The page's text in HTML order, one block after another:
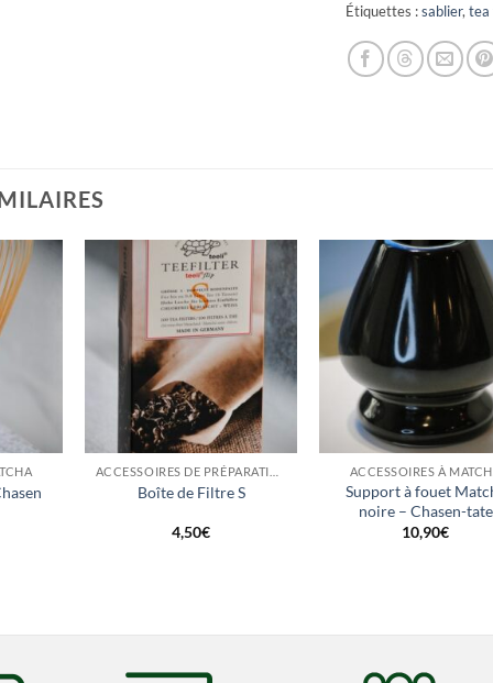
Étiquettes :sablier, tea
Boîte de Filtre S
4,50€
ACCESSOIRES À
Support à fouet
noire – Chasen-tate
10,90€